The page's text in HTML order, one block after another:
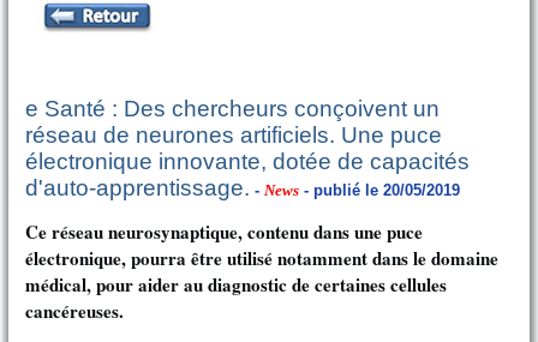
e Santé : Des chercheurs conçoivent un
réseau de neurones artificiels. Une puce
électronique innovante, dotée de capacités
d'auto-apprentissage. - News - publié le 20/05/2019
Ce réseau neurosynaptique, contenu dans une puce
électronique, pourra être utilisé notamment dans le domaine
médical, pour aider au diagnostic de certaines cellules
cancéreuses.